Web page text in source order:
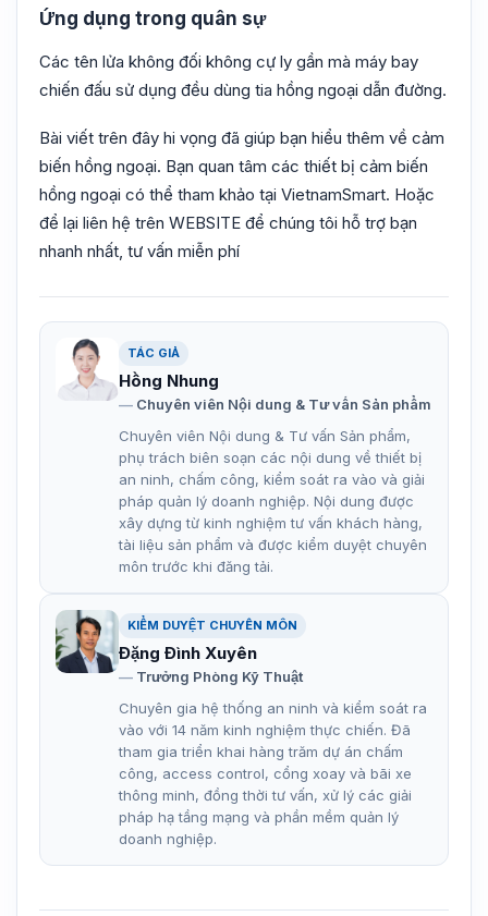
Ứng dụng trong quân sự
Các tên lửa không đối không cự ly gần mà máy bay
chiến đấu sử dụng đều dùng tia hồng ngoại dẫn đường.
Bài viết trên đây hi vọng đã giúp bạn hiểu thêm về cảm
biến hồng ngoại. Bạn quan tâm các thiết bị cảm biến
hồng ngoại có thể tham khảo tại VietnamSmart. Hoặc
để lại liên hệ trên WEBSITE để chúng tôi hỗ trợ bạn
nhanh nhất, tư vấn miễn phí
TÁC GIẢ
Hồng Nhung
Chuyên viên Nội dung & Tư vấn Sản phẩm
Chuyên viên Nội dung & Tư vấn Sản phẩm,
phụ trách biên soạn các nội dung về thiết bị
an ninh, chấm công, kiểm soát ra vào và giải
pháp quản lý doanh nghiệp. Nội dung được
xây dựng từ kinh nghiệm tư vấn khách hàng,
tài liệu sản phẩm và được kiểm duyệt chuyên
môn trước khi đăng tải.
KIỂM DUYỆT CHUYÊN MÔN
Đặng Đình Xuyên
Trưởng Phòng Kỹ Thuật
Chuyên gia hệ thống an ninh và kiểm soát ra
vào với 14 năm kinh nghiệm thực chiến. Đã
tham gia triển khai hàng trăm dự án chấm
công, access control, cổng xoay và bãi xe
thông minh, đồng thời tư vấn, xử lý các giải
pháp hạ tầng mạng và phần mềm quản lý
doanh nghiệp.